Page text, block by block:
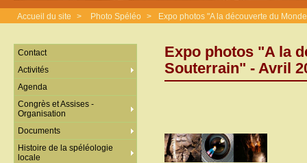
Accueil du site > Photo Spéléo > Expo photos "A la découverte du
Expo photos "A la
Souterrain" - Avril
Contact
Activités
Agenda
Congrès et Assises -
Organisation
Documents
Histoire de la spéléologie
locale